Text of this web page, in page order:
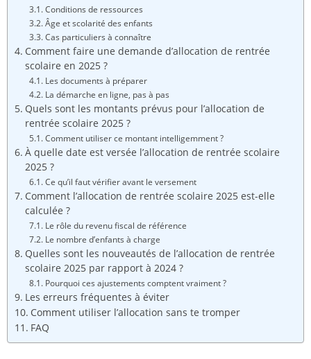
Conditions de ressources
Âge et scolarité des enfants
Cas particuliers à connaître
Comment faire une demande d’allocation de rentrée
scolaire en 2025 ?
Les documents à préparer
La démarche en ligne, pas à pas
Quels sont les montants prévus pour l’allocation de
rentrée scolaire 2025 ?
Comment utiliser ce montant intelligemment ?
À quelle date est versée l’allocation de rentrée scolaire
2025 ?
Ce qu’il faut vérifier avant le versement
Comment l’allocation de rentrée scolaire 2025 est-elle
calculée ?
Le rôle du revenu fiscal de référence
Le nombre d’enfants à charge
Quelles sont les nouveautés de l’allocation de rentrée
scolaire 2025 par rapport à 2024 ?
Pourquoi ces ajustements comptent vraiment ?
Les erreurs fréquentes à éviter
Comment utiliser l’allocation sans te tromper
FAQ